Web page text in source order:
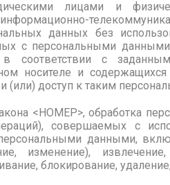
лицами и
данных без
с персональными
в соответствии с
носителе и
(или) доступ к таким
<НОМЕР>, обработка
совершаемых с
данными,
изменение),
блокирование,